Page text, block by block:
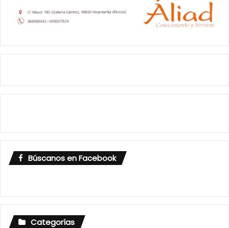
Búscanos en Facebook
Categorías